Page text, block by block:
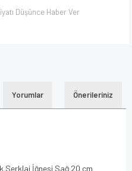
Düşünce Haber Ver
Yorumlar Önerileriniz
Serklaj İğnesi Sağ 20 cm